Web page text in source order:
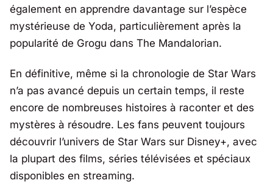
également en apprendre davantage sur l’espèce
mystérieuse de Yoda, particulièrement après la
popularité de Grogu dans The Mandalorian.
En définitive, même si la chronologie de Star Wars
n’a pas avancé depuis un certain temps, il reste
encore de nombreuses histoires à raconter et des
mystères à résoudre. Les fans peuvent toujours
découvrir l’univers de Star Wars sur Disney+, avec
la plupart des films, séries télévisées et spéciaux
disponibles en streaming.